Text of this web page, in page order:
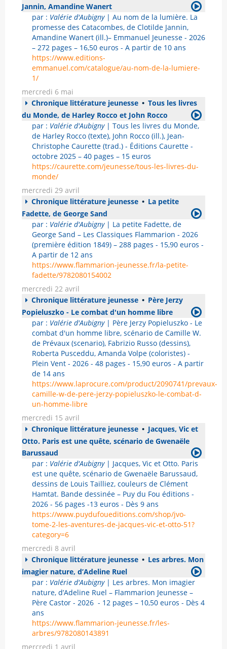
Jannin, Amandine Wanert
par : Valérie d'Aubigny| Au nom de la lumière. La
promesse des Catacombes, de Clotilde Jannin,
Amandine Wanert (ill.)– Emmanuel Jeunesse - 2026
– 272 pages – 16,50 euros - A partir de 10 ans
https://www.editions-
emmanuel.com/catalogue/au-nom-de-la-lumiere-
1/
mercredi 6 mai
Chronique littérature jeunesse • Tous les livres
du Monde, de Harley Rocco et John Rocco
par : Valérie d'Aubigny| Tous les livres du Monde,
de Harley Rocco (texte), John Rocco (ill.), Jean-
Christophe Caurette (trad.) - Éditions Caurette -
octobre 2025 – 40 pages – 15 euros
https://caurette.com/jeunesse/tous-les-livres-du-
monde/
mercredi 29 avril
Chronique littérature jeunesse • La petite
Fadette, de George Sand
par : Valérie d'Aubigny| La petite Fadette, de
George Sand – Les Classiques Flammarion - 2026
(première édition 1849) – 288 pages - 15,90 euros -
A partir de 12 ans
https://www.flammarion-jeunesse.fr/la-petite-
fadette/9782080154002
mercredi 22 avril
Chronique littérature jeunesse • Père Jerzy
Popieluszko - Le combat d'un homme libre
par : Valérie d'Aubigny| Père Jerzy Popieluszko - Le
combat d'un homme libre, scénario de Camille W.
de Prévaux (scenario), Fabrizio Russo (dessins),
Roberta Pusceddu, Amanda Volpe (coloristes) -
Plein Vent - 2026 - 48 pages - 15,90 euros - A partir
de 14 ans
https://www.laprocure.com/product/2090741/prevaux-
camille-w-de-pere-jerzy-popieluszko-le-combat-d-
un-homme-libre
mercredi 15 avril
Chronique littérature jeunesse • Jacques, Vic et
Otto. Paris est une quête, scénario de Gwenaële
Barussaud
par : Valérie d'Aubigny| Jacques, Vic et Otto. Paris
est une quête, scénario de Gwenaële Barussaud,
dessins de Louis Tailliez, couleurs de Clément
Hamtat. Bande dessinée – Puy du Fou éditions -
2026 - 56 pages -13 euros - Dès 9 ans
https://www.puydufoueditions.com/shop/jvo-
tome-2-les-aventures-de-jacques-vic-et-otto-51?
category=6
mercredi 8 avril
Chronique littérature jeunesse • Les arbres. Mon
imagier nature, d’Adeline Ruel
par : Valérie d'Aubigny| Les arbres. Mon imagier
nature, d’Adeline Ruel – Flammarion Jeunesse –
Père Castor - 2026 - 12 pages – 10,50 euros - Dès 4
ans
https://www.flammarion-jeunesse.fr/les-
arbres/9782080143891
mercredi 1 avril